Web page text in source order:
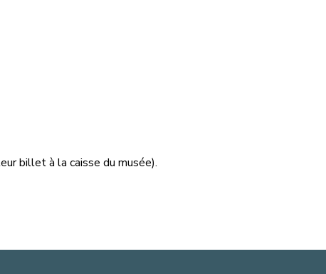
billet à la caisse du musée).